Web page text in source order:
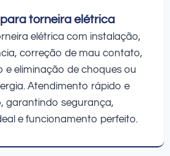
torneira elétrica
elétrica com instalação,
correção de mau contato,
e eliminação de choques ou
Atendimento rápido e
garantindo segurança,
e funcionamento perfeito.